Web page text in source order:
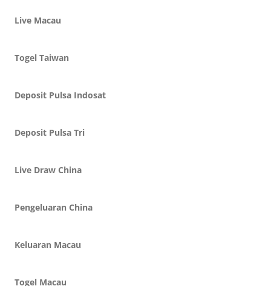
Live Macau
Togel Taiwan
Deposit Pulsa Indosat
Deposit Pulsa Tri
Live Draw China
Pengeluaran China
Keluaran Macau
Togel Macau